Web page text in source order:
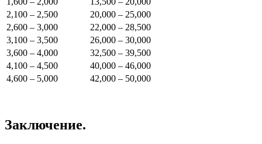
2,100 – 2,500
20,000 – 25,000
2,600 – 3,000
22,000 – 28,500
3,100 – 3,500
26,000 – 30,000
3,600 – 4,000
32,500 – 39,500
4,100 – 4,500
40,000 – 46,000
4,600 – 5,000
42,000 – 50,000
Заключение.